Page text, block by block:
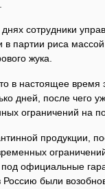
сотрудники
в партии риса
жука.
в настоящее время
дней, после чего
ограничений на
продукции,
официальные
Россию были